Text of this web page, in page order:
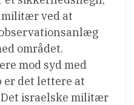
militær ved at
området.
mod syd med
er det lettere at
israelske militær